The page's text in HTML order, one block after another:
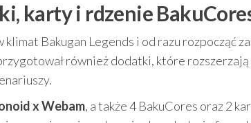
karty i rdzenie
Bakugan Legends i od razu rozpocząć
również dodatki, które rozszerzają
x Webam, a także 4 BakuCores oraz 2